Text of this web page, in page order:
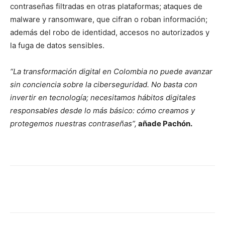
contraseñas filtradas en otras plataformas; ataques de
malware y ransomware, que cifran o roban información;
además del robo de identidad, accesos no autorizados y
la fuga de datos sensibles.
“La transformación digital en Colombia no puede avanzar
sin conciencia sobre la ciberseguridad. No basta con
invertir en tecnología; necesitamos hábitos digitales
responsables desde lo más básico: cómo creamos y
protegemos nuestras contraseñas”, añade Pachón.